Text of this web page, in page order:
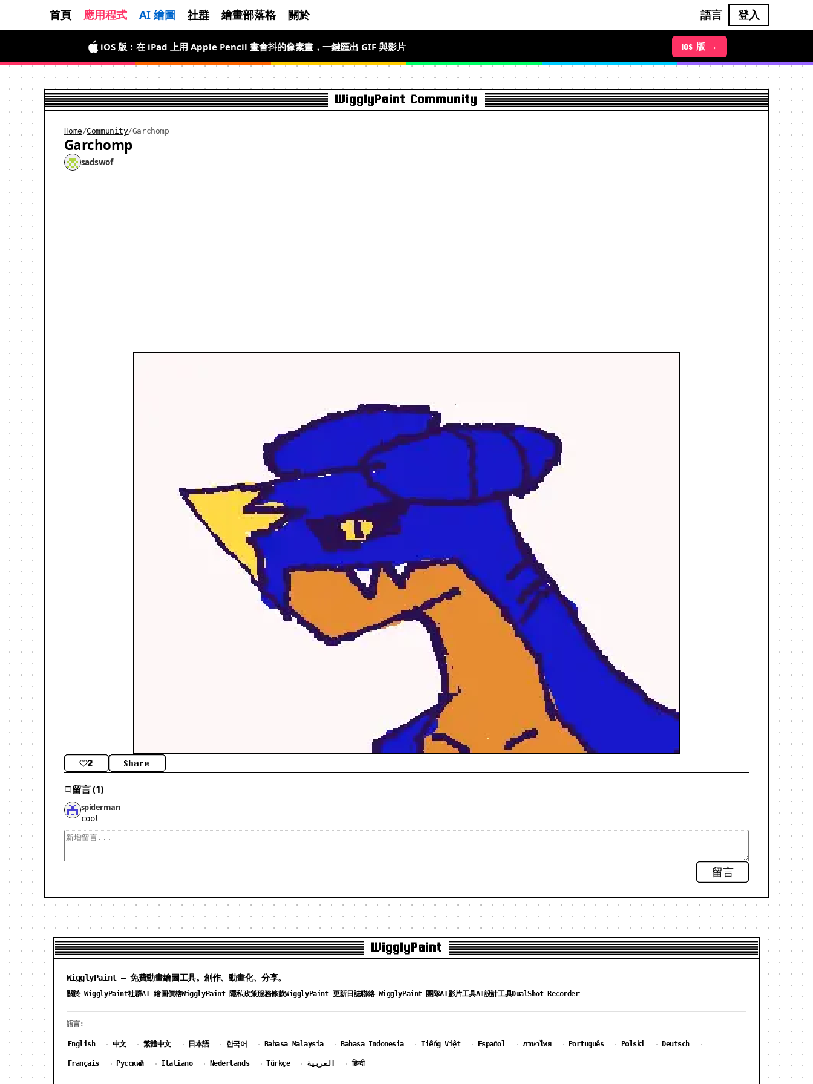
首頁 應用程式 AI 繪圖 社群 繪畫部落格 關於 語言 登入
Android 版已上線：限時免費，馬上畫會動的像素畫 Android 版 →
iOS 版：在 iPad 上用 Apple Pencil 畫會抖的像素畫，一鍵匯出 GIF 與影片 iOS 版 →
WigglyPaint Community
Home /Community/Garchomp
Garchomp
sadswof
2 Share
留言 (1)
spiderman
cool
留言
WigglyPaint
WigglyPaint — 免費動畫繪圖工具。創作、動畫化、分享。
關於 WigglyPaint社群AI 繪圖價格WigglyPaint 隱私政策服務條款WigglyPaint 更新日誌聯絡 WigglyPaint 團隊AI影片工具AI設計工具DualShot Recorder
語言:
English · 中文 · 繁體中文 · 日本語 · 한국어 · Bahasa Malaysia · Bahasa Indonesia · Tiếng Việt · Español · ภาษาไทย · Português · Polski · Deutsch ·
Français · Русский · Italiano · Nederlands · Türkçe · العربية · हिन्दी